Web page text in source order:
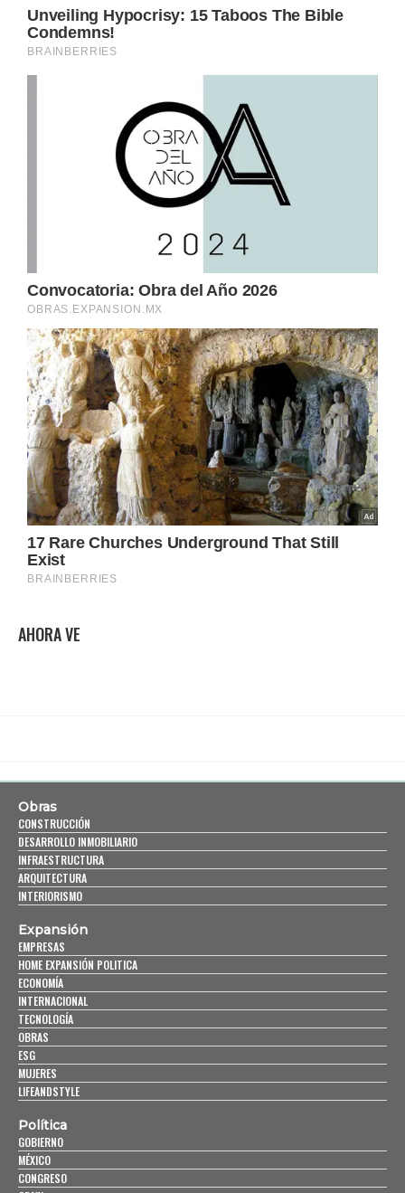
AHORA VE
Obras
CONSTRUCCIÓN
DESARROLLO INMOBILIARIO
INFRAESTRUCTURA
ARQUITECTURA
INTERIORISMO
Expansión
EMPRESAS
HOME EXPANSIÓN POLITICA
ECONOMÍA
INTERNACIONAL
TECNOLOGÍA
OBRAS
ESG
MUJERES
LIFEANDSTYLE
Política
GOBIERNO
MÉXICO
CONGRESO